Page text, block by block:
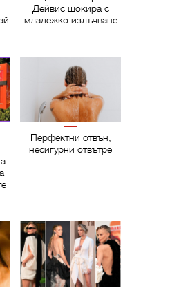
Дейвис шокира с
младежко излъчване
Перфектни отвън,
несигурни отвътре